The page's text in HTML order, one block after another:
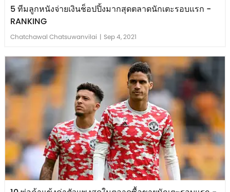
5 ทีมลูกหนังจ่ายเงินช็อปปิ้งมากสุดตลาดนักเตะรอบแรก -
RANKING
Chatchawal Chatsuwanvilai | Sep 4, 2021